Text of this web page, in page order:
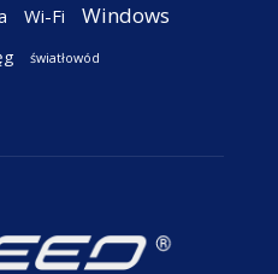
Wi-Fi Windows
światłowód